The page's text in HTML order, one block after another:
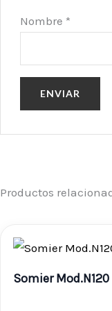
Nombre *
Productos
Somier Mod.N120